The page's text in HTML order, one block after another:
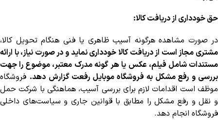
حق خودداری از دریافت کالا:
در صورت مشاهده هرگونه آسیب ظاهری یا فنی هنگام تحویل کالا،
مشتری مجاز است از دریافت کالا خودداری نماید و در صورت نیاز، با ارائه
مستندات شامل فیلم، عکس یا هر گونه مدرک معتبر، موضوع را جهت
بررسی و رفع مشکل به فروشگاه موبایل رفعت گزارش دهد. فروشگاه
موظف است اقدامات لازم برای بررسی آسیب، هماهنگی با شرکت حمل
و نقل و رفع مشکل را مطابق با قوانین جاری و سیاست‌های داخلی
فروشگاه انجام دهد.